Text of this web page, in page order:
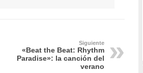
Siguiente
«Beat the Beat: Rhythm
Paradise»: la canción del
verano